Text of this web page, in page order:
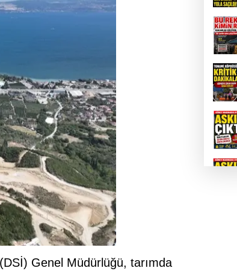
Genel Müdürlüğü, tarımda